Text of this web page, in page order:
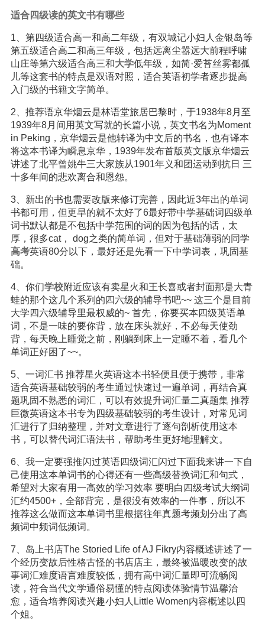
适合四级读的英文书有哪些
1、第四级适合高一和高二年级，有双城记小妇人金银岛等
第五级适合高二和高三年级，包括远离尘嚣远大前程呼啸
山庄等第六级适合高三和大学低年级，如简·爱苔丝雾都孤
儿等这套书的特点是双语对照，适合英语初学者逐步提高
入门级的书籍文字简单。
2、推荐语京华烟云是林语堂旅居巴黎时，于1938年8月至
1939年8月间用英文写就的长篇小说，英文书名为Moment
in Peking，京华烟云是他转译为中文后的书名，也有译本
将这本书译为瞬息京华，1939年发布首版英文版京华烟云
讲述了北平曾姚牛三大家族从1901年义和团运动到抗日 三
十多年间的悲欢离合和恩怨。
3、新出的书也需要改版来修订完善，因此近3年出的单词
书都可用，但更早的就不太好了6最好带中学基础词四级单
词书默认都是不包括中学范围的词的因为包括的话，太
厚，很多cat， dog之类的简单词，但对于基础薄弱的同学
高考英语80分以下，最好还是先看一下中学词表，巩固基
础。
4、你们学校附近应该有卖星火和王长喜或者封面那是大青
蛙的那个这几个系列的四六级的辅导书吧~~ 这三个是目前
大学四六级辅导里最权威的~ 首先，你要买本四级英语单
词，不是一味的要你背，放在床头就好，不必每天使劲
背，每天晚上睡觉之前，刚躺到床上一定睡不着，看几个
单词正好困了~~。
5、一词汇书 推荐星火英语这本书轻便且便于携带，非常
适合英语基础较弱的考生通过快速过一遍单词，再结合真
题巩固不熟悉的词汇，可以有效提升词汇量二真题集 推荐
巨微英语这本书专为四级基础较弱的考生设计，对常见词
汇进行了归纳整理，并对文章进行了逐句剖析使用这本
书，可以替代词汇语法书，帮助考生更好地理解文。
6、我一定要强推闪过英语四级词汇闪过下面我来讲一下自
己使用这本单词书的心得还有一些高级替换词汇和句式，
希望对大家有用一高效的学习效率 要明白四级考试大纲词
汇约4500+，全部背完，是很没有效率的一件事，所以不
推荐这么做而这本单词书里根据往年真题考频划分出了高
频词中频词低频词。
7、岛上书店The Storied Life of AJ Fikry内容概述讲述了一
个经历变故后性格古怪的书店店主，最终被温暖改变的故
事词汇难度语言难度较低，拥有高中词汇量即可流畅阅
读，符合当代文学通俗易懂的特点阅读体验情节温馨治
愈，适合培养阅读兴趣小妇人Little Women内容概述以四
个姐。